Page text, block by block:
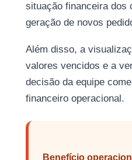
situação financeira dos
geração de novos
Além disso, a
valores vencidos e a
decisão da equipe
financeiro operacional.
Benefício